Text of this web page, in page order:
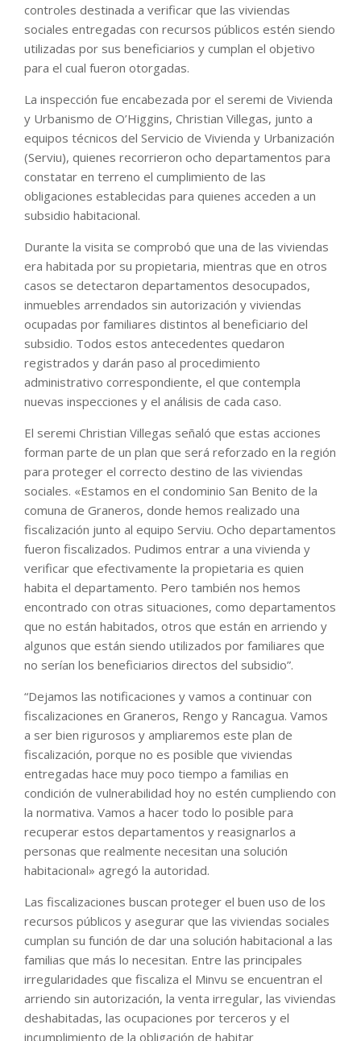
controles destinada a verificar que las viviendas
sociales entregadas con recursos públicos estén siendo
utilizadas por sus beneficiarios y cumplan el objetivo
para el cual fueron otorgadas.
La inspección fue encabezada por el seremi de Vivienda
y Urbanismo de O’Higgins, Christian Villegas, junto a
equipos técnicos del Servicio de Vivienda y Urbanización
(Serviu), quienes recorrieron ocho departamentos para
constatar en terreno el cumplimiento de las
obligaciones establecidas para quienes acceden a un
subsidio habitacional.
Durante la visita se comprobó que una de las viviendas
era habitada por su propietaria, mientras que en otros
casos se detectaron departamentos desocupados,
inmuebles arrendados sin autorización y viviendas
ocupadas por familiares distintos al beneficiario del
subsidio. Todos estos antecedentes quedaron
registrados y darán paso al procedimiento
administrativo correspondiente, el que contempla
nuevas inspecciones y el análisis de cada caso.
El seremi Christian Villegas señaló que estas acciones
forman parte de un plan que será reforzado en la región
para proteger el correcto destino de las viviendas
sociales. «Estamos en el condominio San Benito de la
comuna de Graneros, donde hemos realizado una
fiscalización junto al equipo Serviu. Ocho departamentos
fueron fiscalizados. Pudimos entrar a una vivienda y
verificar que efectivamente la propietaria es quien
habita el departamento. Pero también nos hemos
encontrado con otras situaciones, como departamentos
que no están habitados, otros que están en arriendo y
algunos que están siendo utilizados por familiares que
no serían los beneficiarios directos del subsidio”.
“Dejamos las notificaciones y vamos a continuar con
fiscalizaciones en Graneros, Rengo y Rancagua. Vamos
a ser bien rigurosos y ampliaremos este plan de
fiscalización, porque no es posible que viviendas
entregadas hace muy poco tiempo a familias en
condición de vulnerabilidad hoy no estén cumpliendo con
la normativa. Vamos a hacer todo lo posible para
recuperar estos departamentos y reasignarlos a
personas que realmente necesitan una solución
habitacional» agregó la autoridad.
Las fiscalizaciones buscan proteger el buen uso de los
recursos públicos y asegurar que las viviendas sociales
cumplan su función de dar una solución habitacional a las
familias que más lo necesitan. Entre las principales
irregularidades que fiscaliza el Minvu se encuentran el
arriendo sin autorización, la venta irregular, las viviendas
deshabitadas, las ocupaciones por terceros y el
incumplimiento de la obligación de habitar